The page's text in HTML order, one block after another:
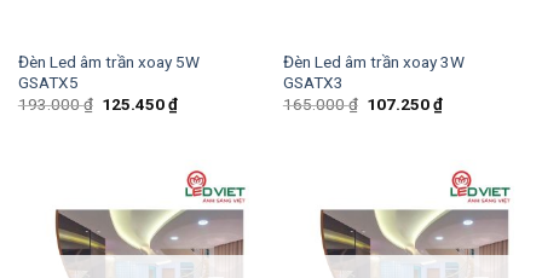
Đèn Led âm trần xoay 5W
GSATX5
193.000₫ 125.450₫
Đèn Led âm trần xoay 3W
GSATX3
165.000₫ 107.250₫